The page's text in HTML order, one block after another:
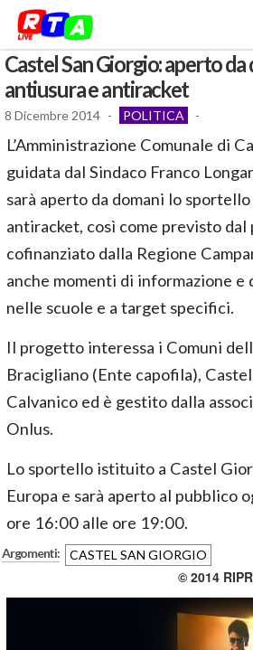
Castel San Giorgio: aperto
antiusura e antiracket
8 Dicembre 2014 - POLITICA -
L’Amministrazione Comunale di
guidata dal Sindaco Franco
sarà aperto da domani lo
antiracket, così come previsto
cofinanziato dalla Regione
anche momenti di informazione e
nelle scuole e a target specifici.
Il progetto interessa i Comuni
Bracigliano (Ente capofila),
Calvanico ed è gestito dalla
Onlus.
Lo sportello istituito a Castel
Europa e sarà aperto al pubblico
ore 16:00 alle ore 19:00.
Argomenti: CASTEL SAN GIORGIO
© 2014